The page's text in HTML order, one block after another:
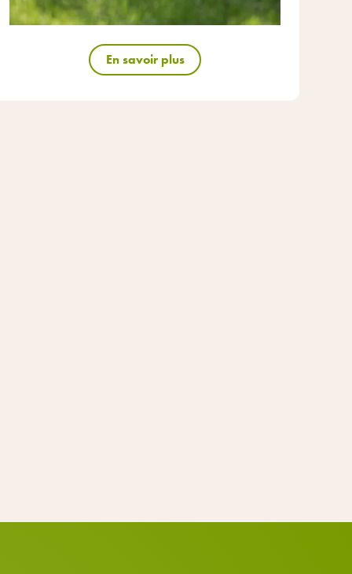
En savoir plus